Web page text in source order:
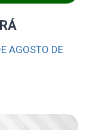
AGOSTO DE